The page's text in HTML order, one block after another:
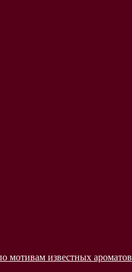
мотивам известных ароматов